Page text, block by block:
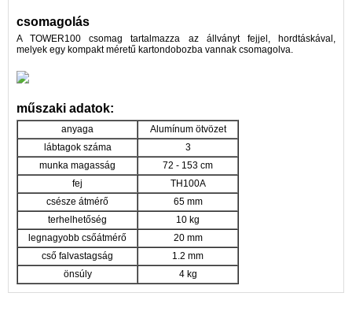
csomagolás
A TOWER100 csomag tartalmazza az állványt fejjel, hordtáskával,
melyek egy kompakt méretű kartondobozba vannak csomagolva.
műszaki adatok:
anyaga
Alumínum ötvözet
lábtagok száma
3
munka magasság
72 - 153 cm
fej
TH100A
csésze átmérő
65 mm
terhelhetőség
10 kg
legnagyobb csőátmérő
20 mm
cső falvastagság
1.2 mm
önsúly
4 kg